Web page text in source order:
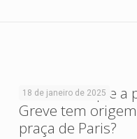
18 de janeiro de 2025
Você sabia que a
Greve tem
praça de Paris?